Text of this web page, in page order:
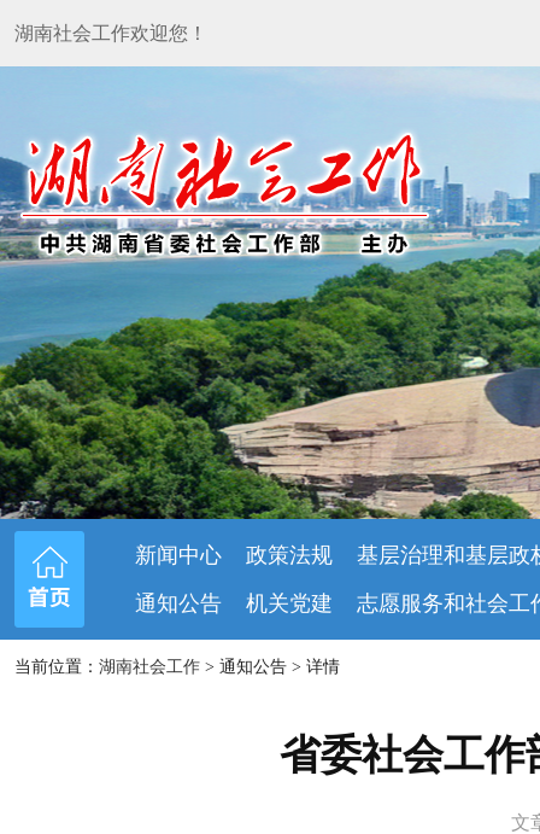
湖南社会工作欢迎您！
新闻中心 政策法规
基层治理和基层政
通知公告
机关党建 志愿服务和社会工
当前位置：湖南社会工作 > 通知公告 > 详情
省委社会工作
文